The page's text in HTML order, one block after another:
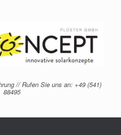
// Rufen Sie uns an: +49 (541)
88495